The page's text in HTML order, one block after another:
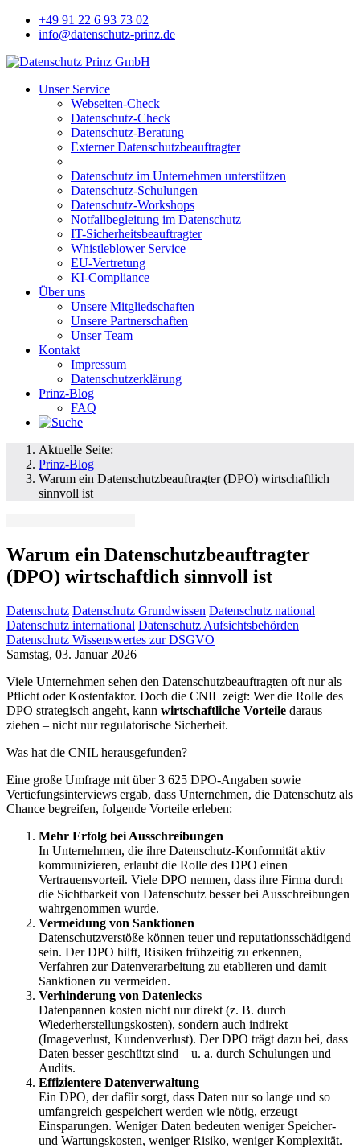
+49 91 22 6 93 73 02
info@datenschutz-prinz.de
Unser Service
Webseiten-Check
Datenschutz-Check
Datenschutz-Beratung
Externer Datenschutzbeauftragter
Datenschutz im Unternehmen unterstützen
Datenschutz-Schulungen
Datenschutz-Workshops
Notfallbegleitung im Datenschutz
IT-Sicherheitsbeauftragter
Whistleblower Service
EU-Vertretung
KI-Compliance
Über uns
Unsere Mitgliedschaften
Unsere Partnerschaften
Unser Team
Kontakt
Impressum
Datenschutzerklärung
Prinz-Blog
FAQ
Aktuelle Seite:
Prinz-Blog
Warum ein Datenschutzbeauftragter (DPO) wirtschaftlich
sinnvoll ist
Warum ein Datenschutzbeauftragter
(DPO) wirtschaftlich sinnvoll ist
Datenschutz Datenschutz Grundwissen Datenschutz national
Datenschutz international Datenschutz Aufsichtsbehörden
Datenschutz Wissenswertes zur DSGVO
Samstag, 03. Januar 2026
Viele Unternehmen sehen den Datenschutzbeauftragten oft nur als
Pflicht oder Kostenfaktor. Doch die CNIL zeigt: Wer die Rolle des
DPO strategisch angeht, kann wirtschaftliche Vorteile daraus
ziehen – nicht nur regulatorische Sicherheit.
Was hat die CNIL herausgefunden?
Eine große Umfrage mit über 3 625 DPO-Angaben sowie
Vertiefungsinterviews ergab, dass Unternehmen, die Datenschutz als
Chance begreifen, folgende Vorteile erleben:
Mehr Erfolg bei Ausschreibungen
In Unternehmen, die ihre Datenschutz-Konformität aktiv
kommunizieren, erlaubt die Rolle des DPO einen
Vertrauensvorteil. Viele DPO nennen, dass ihre Firma durch
die Sichtbarkeit von Datenschutz besser bei Ausschreibungen
wahrgenommen wurde.
Vermeidung von Sanktionen
Datenschutzverstöße können teuer und reputationsschädigend
sein. Der DPO hilft, Risiken frühzeitig zu erkennen,
Verfahren zur Datenverarbeitung zu etablieren und damit
Sanktionen zu vermeiden.
Verhinderung von Datenlecks
Datenpannen kosten nicht nur direkt (z. B. durch
Wiederherstellungskosten), sondern auch indirekt
(Imageverlust, Kundenverlust). Der DPO trägt dazu bei, dass
Daten besser geschützt sind – u. a. durch Schulungen und
Audits.
Effizientere Datenverwaltung
Ein DPO, der dafür sorgt, dass Daten nur so lange und so
umfangreich gespeichert werden wie nötig, erzeugt
Einsparungen. Weniger Daten bedeuten weniger Speicher-
und Wartungskosten, weniger Risiko, weniger Komplexität.